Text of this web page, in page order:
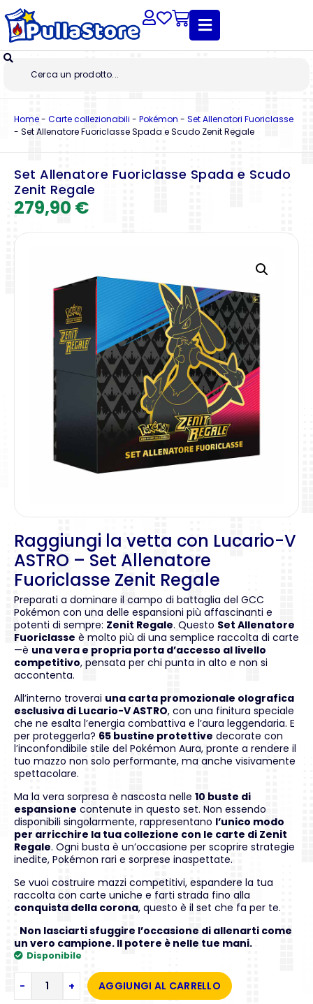
Home- Carte collezionabili - Pokémon - Set Allenatori Fuoriclasse
- Set Allenatore Fuoriclasse Spada e Scudo Zenit Regale
Set Allenatore Fuoriclasse Spada e Scudo
Zenit Regale
279,90 €
Raggiungi la vetta con Lucario-V
ASTRO – Set Allenatore
Fuoriclasse Zenit Regale
Preparati a dominare il campo di battaglia del GCC
Pokémon con una delle espansioni più affascinanti e
potenti di sempre: Zenit Regale. Questo Set Allenatore
Fuoriclasse è molto più di una semplice raccolta di carte
—è una vera e propria porta d’accesso al livello
competitivo, pensata per chi punta in alto e non si
accontenta.
All’interno troverai una carta promozionale olografica
esclusiva di Lucario-V ASTRO, con una finitura speciale
che ne esalta l’energia combattiva e l’aura leggendaria. E
per proteggerla? 65 bustine protettive decorate con
l’inconfondibile stile del Pokémon Aura, pronte a rendere il
tuo mazzo non solo performante, ma anche visivamente
spettacolare.
Ma la vera sorpresa è nascosta nelle 10 buste di
espansione contenute in questo set. Non essendo
disponibili singolarmente, rappresentano l’unico modo
per arricchire la tua collezione con le carte di Zenit
Regale. Ogni busta è un’occasione per scoprire strategie
inedite, Pokémon rari e sorprese inaspettate.
Se vuoi costruire mazzi competitivi, espandere la tua
raccolta con carte uniche e farti strada fino alla
conquista della corona, questo è il set che fa per te.
Non lasciarti sfuggire l’occasione di allenarti come
un vero campione. Il potere è nelle tue mani.
Disponibile
- + AGGIUNGI AL CARRELLO